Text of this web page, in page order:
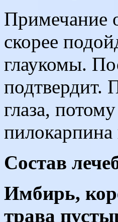
Примечание
скорее
глаукомы.
подтвердит.
глаза,
Состав
Имбирь,
трава